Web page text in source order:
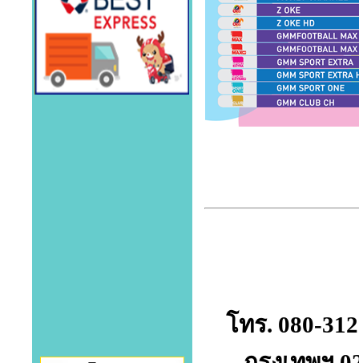
โทร. 080-